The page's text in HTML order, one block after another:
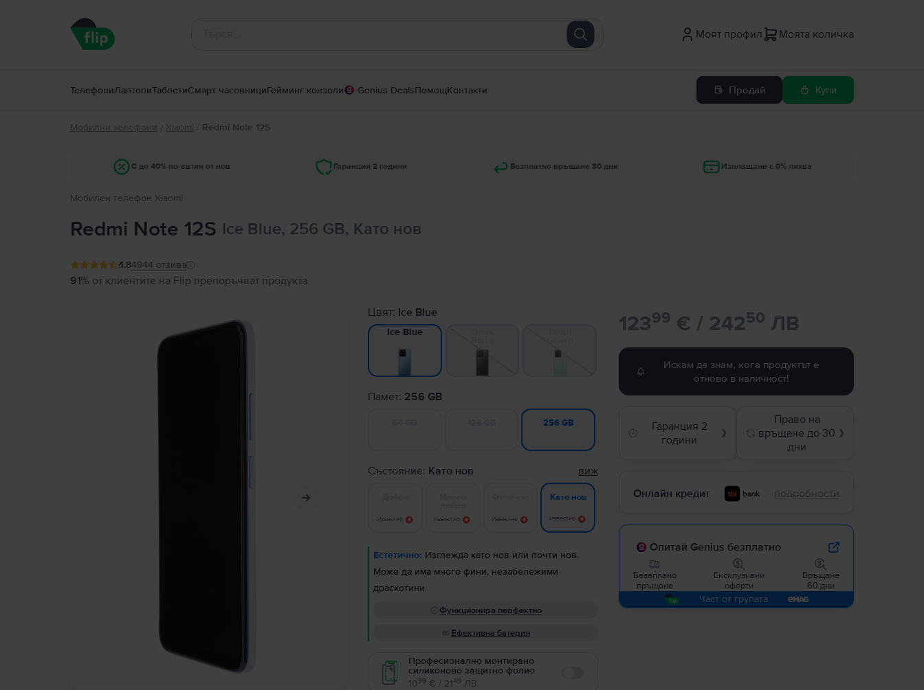
Моят профил Моята количка
ТелефониЛаптопиТаблетиСмарт часовнициГейминг конзоли Genius DealsПомощКонтакти Продай Купи
Мобилни телефони / Xiaomi / Redmi Note 12S
С до 40% по-евтин от нов Гаранция 2 години Безплатно връщане 30 дни Изплащане с 0% лихва
Мобилен телефон Xiaomi
Redmi Note 12S Ice Blue, 256 GB, Като нов
4.84944 отзива
91% от клиентите на Flip препоръчват продукта
Цвят: Ice Blue
Ice Blue
Памет: 256 GB
256 GB
Състояние: Като нов виж
Известие Известие Известие
Като нов
Известие
Естетично: Изглежда като нов или почти нов.
Може да има много фини, незабележими
драскотини.
Функционира перфектно
Ефективна батерия
Професионално монтирано
силиконово защитно фолио
1099 € / 2149 ЛВ
12399 € / 24250 ЛВ
Искам да знам, кога продуктът е
отново в наличност!
Гаранция 2
години
❯
Право на
връщане до 30
дни
❯
Онлайн кредит подробности
Опитай Genius безплатно
Безаплано
връщане
Ексклузивни
оферти
Връщане
60 дни
Част от групата